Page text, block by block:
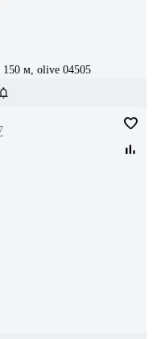
м, olive 04505